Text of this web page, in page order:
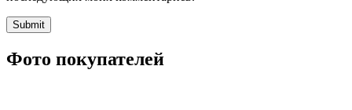
Фото покупателей